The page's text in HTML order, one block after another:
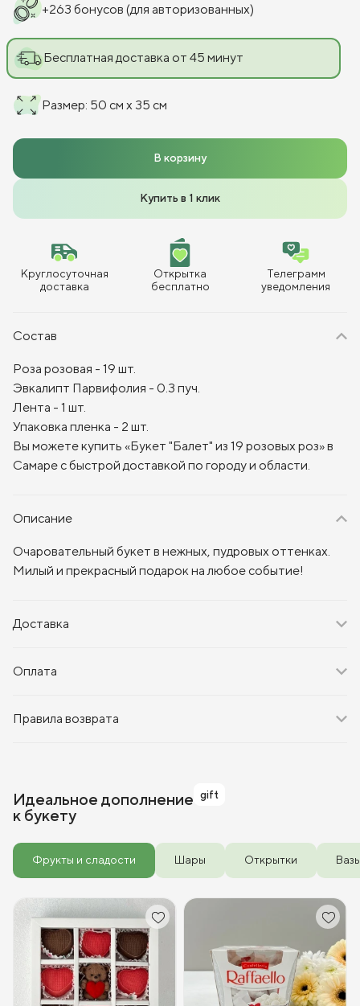
+263 бонусов (для авторизованных)
Бесплатная доставка от 45 минут
Размер: 50 см x 35 см
В корзину
Купить в 1 клик
Круглосуточная
доставка
Открытка
бесплатно
Телеграмм
уведомления
Состав
Роза розовая - 19 шт.
Эвкалипт Парвифолия - 0.3 пуч.
Лента - 1 шт.
Упаковка пленка - 2 шт.
Вы можете купить «Букет "Балет" из 19 розовых роз» в
Самаре с быстрой доставкой по городу и области.
Описание
Очаровательный букет в нежных, пудровых оттенках.
Милый и прекрасный подарок на любое событие!
Доставка
Оплата
Правила возврата
Идеальное дополнение
к букету
gift
Фрукты и сладости Шары Открытки